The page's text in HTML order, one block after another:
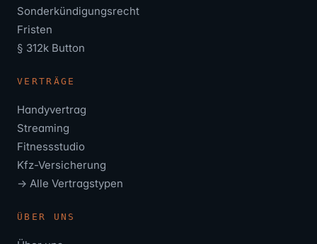
Sonderkündigungsrecht
Fristen
§ 312k Button
VERTRÄGE
Handyvertrag
Streaming
Fitnessstudio
Kfz-Versicherung
→ Alle Vertragstypen
ÜBER UNS